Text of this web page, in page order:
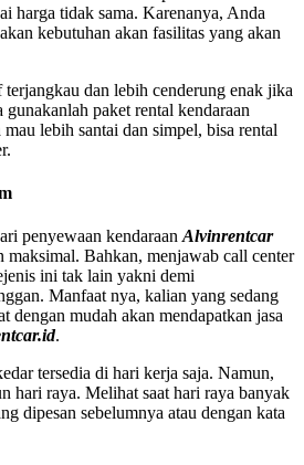
harga tidak sama. Karenanya, Anda
kebutuhan akan fasilitas yang akan
terjangkau dan lebih cenderung enak jika
paket rental kendaraan
lebih santai dan simpel, bisa rental
penyewaan kendaraan Alvinrentcar
maksimal. Bahkan, menjawab call center
ini tak lain yakni demi
Manfaat nya, kalian yang sedang
dengan mudah akan mendapatkan jasa
.
tersedia di hari kerja saja. Namun,
hari raya. Melihat saat hari raya banyak
dipesan sebelumnya atau dengan kata